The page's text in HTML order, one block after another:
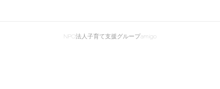
NPO法人子育て支援グループamigo